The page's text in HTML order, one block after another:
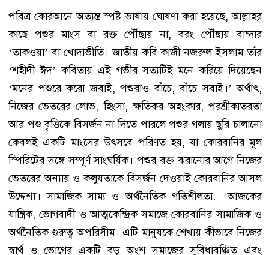
পবিত্র কোরআনে অত্যন্ত স্পষ্ট ভাষায় ঘোষণা করা হয়েছে, আল্লাহর
কাছে পশুর মাংস বা রক্ত পৌঁছায় না, বরং পৌঁছায় বান্দার
‘তাকওয়া’ বা খোদাভীতি। জাতীয় কবি কাজী নজরুল ইসলাম তাঁর
‘শহীদী ঈদ’ কবিতায় এই গভীর সত্যটিই মনে করিয়ে দিয়েছেন
‘মনের পশুরে করো জবাই, পশুরাও বাঁচে, বাঁচে সবাই।’ অর্থাৎ,
নিজের ভেতরের লোভ, হিংসা, ক্ষতিকর অহংকার, পরশ্রীকাতরতা
আর পশু বৃত্তিকে বিসর্জন না দিতে পারলে পশুর গলায় ছুরি চালানো
কেবলই একটি মাংসের উৎসবে পরিণত হয়, যা কোরবানির মূল
স্পিরিটের সঙ্গে সম্পূর্ণ সাংঘর্ষিক। পশুর রক্ত ঝরানোর আগে নিজের
ভেতরের অন্যায় ও কলুষতাকে বিসর্জন দেওয়াই কোরবানির আসল
উদ্দেশ্য। সামাজিক সাম্য ও অর্থনৈতিক গতিশীলতা: আজকের
যান্ত্রিক, ভোগবাদী ও আত্মকেন্দ্রিক সমাজে কোরবানির সামাজিক ও
অর্থনৈতিক গুরুত্ব অপরিসীম। এটি মানুষকে শেখায় কীভাবে নিজের
স্বার্থ ও ভোগের একটি বড় অংশ সমাজের সুবিধাবঞ্চিত এবং